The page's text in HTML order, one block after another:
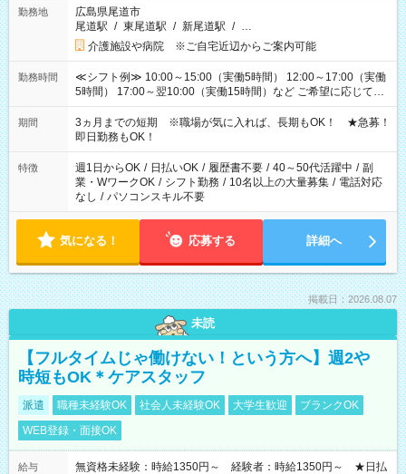
勤務地
広島県尾道市
尾道駅 / 東尾道駅 / 新尾道駅 / …
介護施設や病院 ※ご自宅近辺からご案内可能
勤務時間
≪シフト例≫ 10:00～15:00（実働5時間） 12:00～17:00（実働
5時間） 17:00～翌10:00（実働15時間）など ご希望に応じて、
働く時間は調整できます！ お気軽に担当へ相談ください！
期間
3ヵ月までの短期 ※職場が気に入れば、長期もOK！ ★急募！
即日勤務もOK！
特徴 週1日からOK / 日払いOK / 履歴書不要 / 40～50代活躍中 / 副
業・WワークOK / シフト勤務 / 10名以上の大量募集 / 電話対応
なし / パソコンスキル不要
気になる！ 応募する 詳細へ
掲載日：2026.08.07
未読
【フルタイムじゃ働けない！という方へ】週2や
時短もOK＊ケアスタッフ
派遣 職種未経験OK 社会人未経験OK 大学生歓迎
ブランクOK
WEB登録・面接OK
給与
無資格未経験：時給1350円～ 経験者：時給1350円～ ★日払